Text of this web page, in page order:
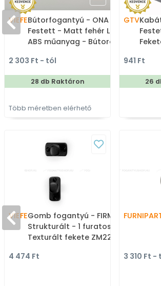
VIEFEBútorfogantyú - ONA 19 7
Festett - Matt fehér LM1 -
ABS műanyag - Bútorajtó
fém fogantyú
2 303 Ft - tól
28 db Raktáron
Több méretben elérhető
GTV
fogas
941 Ft
26
VIEFEGomb fogantyú - FIRM
Strukturált - 1 furatos -
Texturált fekete ZM22 -
Színes fém
4 474 Ft 3 310 Ft -